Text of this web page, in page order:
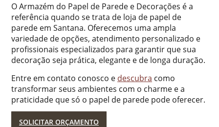
O Armazém do Papel de Parede e Decorações é a
referência quando se trata de loja de papel de
parede em Santana. Oferecemos uma ampla
variedade de opções, atendimento personalizado e
profissionais especializados para garantir que sua
decoração seja prática, elegante e de longa duração.
Entre em contato conosco e descubra como
transformar seus ambientes com o charme e a
praticidade que só o papel de parede pode oferecer.
SOLICITAR ORÇAMENTO